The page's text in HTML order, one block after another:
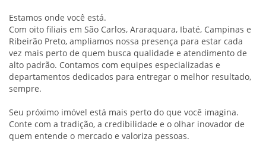
Estamos onde você está.
Com oito filiais em São Carlos, Araraquara, Ibaté, Campinas e
Ribeirão Preto, ampliamos nossa presença para estar cada
vez mais perto de quem busca qualidade e atendimento de
alto padrão. Contamos com equipes especializadas e
departamentos dedicados para entregar o melhor resultado,
sempre.
Seu próximo imóvel está mais perto do que você imagina.
Conte com a tradição, a credibilidade e o olhar inovador de
quem entende o mercado e valoriza pessoas.